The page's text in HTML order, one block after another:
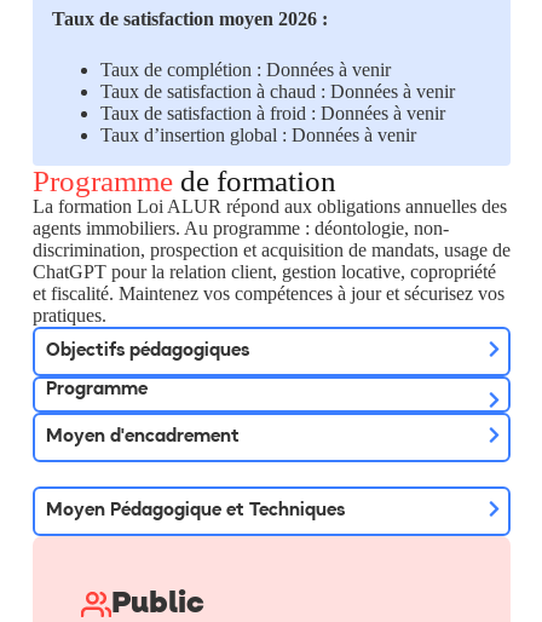
Taux de satisfaction moyen 2026 :
Taux de complétion : Données à venir
Taux de satisfaction à chaud : Données à venir
Taux de satisfaction à froid : Données à venir
Taux d’insertion global : Données à venir
Programmede formation
La formation Loi ALUR répond aux obligations annuelles des
agents immobiliers. Au programme : déontologie, non-
discrimination, prospection et acquisition de mandats, usage de
ChatGPT pour la relation client, gestion locative, copropriété
et fiscalité. Maintenez vos compétences à jour et sécurisez vos
pratiques. ​
Objectifs pédagogiques
Programme
Moyen d'encadrement
Moyen Pédagogique et Techniques
Public